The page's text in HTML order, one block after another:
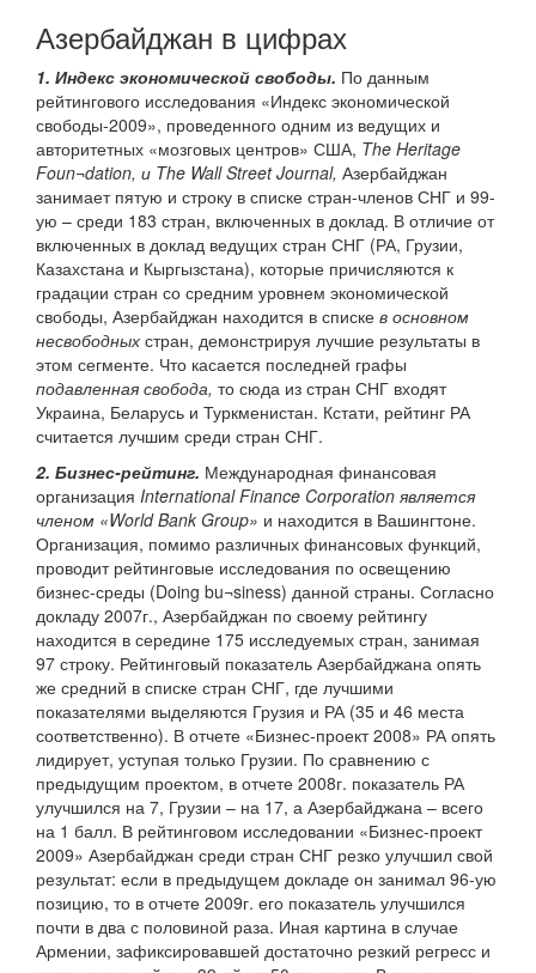
Азербайджан в цифрах
1. Индекс экономической свободы. По данным
рейтингового исследования «Индекс экономической
свободы-2009», проведенного одним из ведущих и
авторитетных «мозговых центров» США, The Heritage
Foun¬dation, и The Wall Street Journal, Азербайджан
занимает пятую и строку в списке стран-членов СНГ и 99-
ую – среди 183 стран, включенных в доклад. В отличие от
включенных в доклад ведущих стран СНГ (РА, Грузии,
Казахстана и Кыргызстана), которые причисляются к
градации стран со средним уровнем экономической
свободы, Азербайджан находится в списке в основном
несвободных стран, демонстрируя лучшие результаты в
этом сегменте. Что касается последней графы
подавленная свобода, то сюда из стран СНГ входят
Украина, Беларусь и Туркменистан. Кстати, рейтинг РА
считается лучшим среди стран СНГ.
2. Бизнес-рейтинг. Международная финансовая
организация International Finance Corporation является
членом «World Bank Group» и находится в Вашингтоне.
Организация, помимо различных финансовых функций,
проводит рейтинговые исследования по освещению
бизнес-среды (Doing bu¬siness) данной страны. Согласно
докладу 2007г., Азербайджан по своему рейтингу
находится в середине 175 исследуемых стран, занимая
97 строку. Рейтинговый показатель Азербайджана опять
же средний в списке стран СНГ, где лучшими
показателями выделяются Грузия и РА (35 и 46 места
соответственно). В отчете «Бизнес-проект 2008» РА опять
лидирует, уступая только Грузии. По сравнению с
предыдущим проектом, в отчете 2008г. показатель РА
улучшился на 7, Грузии – на 17, а Азербайджана – всего
на 1 балл. В рейтинговом исследовании «Бизнес-проект
2009» Азербайджан среди стран СНГ резко улучшил свой
результат: если в предыдущем докладе он занимал 96-ую
позицию, то в отчете 2009г. его показатель улучшился
почти в два с половиной раза. Иная картина в случае
Армении, зафиксировавшей достаточно резкий регресс и